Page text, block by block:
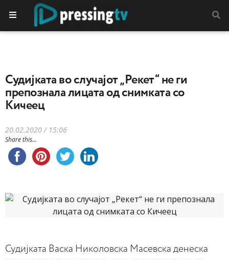
Судијката во случајот „Рекет“ не ги
препознала лицата од снимката со
Кичеец
20.02.2020 / 15:06
Share this...
Судијката Васка Николовска Масевска денеска